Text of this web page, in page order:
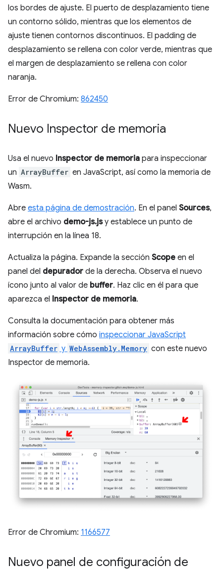
los bordes de ajuste. El puerto de desplazamiento tiene
un contorno sólido, mientras que los elementos de
ajuste tienen contornos discontinuos. El padding de
desplazamiento se rellena con color verde, mientras que
el margen de desplazamiento se rellena con color
naranja.
Error de Chromium: 862450
Nuevo Inspector de memoria
Usa el nuevo Inspector de memoria para inspeccionar
un ArrayBuffer en JavaScript, así como la memoria de
Wasm.
Abre esta página de demostración. En el panel Sources,
abre el archivo demo-js.jsy establece un punto de
interrupción en la línea 18.
Actualiza la página. Expande la sección Scope en el
panel del depurador de la derecha. Observa el nuevo
ícono junto al valor de buffer. Haz clic en él para que
aparezca el Inspector de memoria.
Consulta la documentación para obtener más
información sobre cómo inspeccionar JavaScript
ArrayBuffer y WebAssembly.Memory con este nuevo
Inspector de memoria.
Error de Chromium: 1166577
Nuevo panel de configuración de